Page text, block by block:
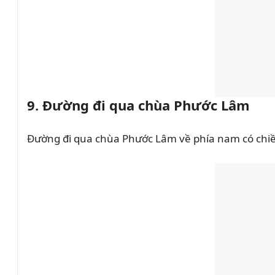
9. Đường đi qua chùa Phước Lâm
Đường đi qua chùa Phước Lâm về phía nam có